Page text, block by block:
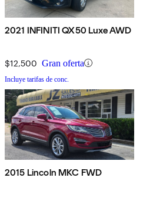
2021 INFINITI QX50 Luxe AWD
$12,500 Gran oferta
Incluye tarifas de conc.
2015 Lincoln MKC FWD